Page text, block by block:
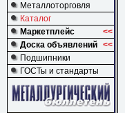
Металлоторговля
Каталог
Маркетплейс
<<
Доска объявлений <<
Подшипники
ГОСТы и стандарты